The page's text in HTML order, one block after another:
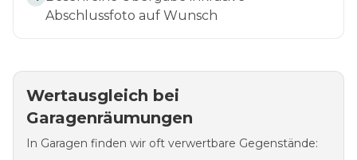
Abschlussfoto auf Wunsch
Wertausgleich bei
Garagenräumungen
In Garagen finden wir oft verwertbare Gegenstände: